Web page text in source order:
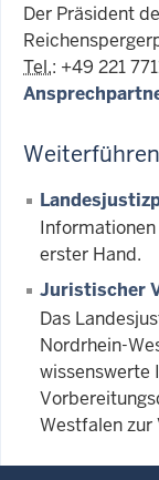
Der Präsident
Tel.: +49 221
erster Hand.
Juristischer
Das
Nordrhein-
wissenswerte
Westfalen zur